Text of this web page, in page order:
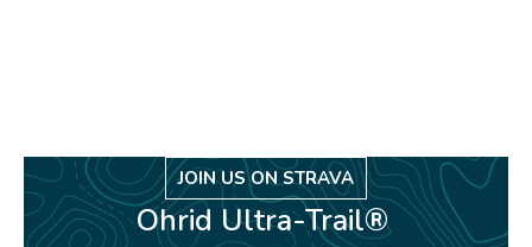
JOIN US ON STRAVA
Ohrid Ultra-Trail®